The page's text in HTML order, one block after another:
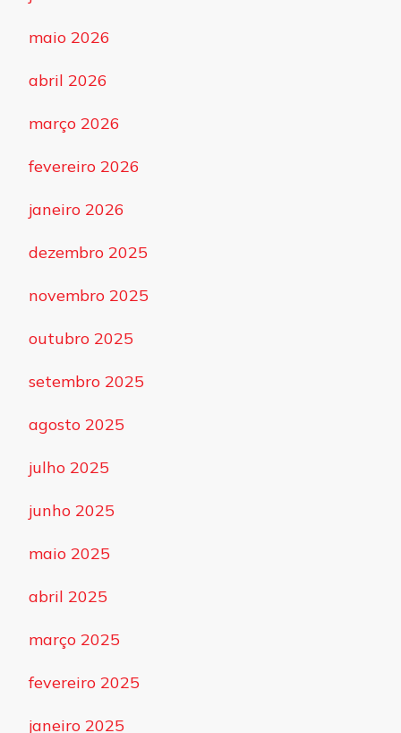
maio 2026
abril 2026
março 2026
fevereiro 2026
janeiro 2026
dezembro 2025
novembro 2025
outubro 2025
setembro 2025
agosto 2025
julho 2025
junho 2025
maio 2025
abril 2025
março 2025
fevereiro 2025
janeiro 2025